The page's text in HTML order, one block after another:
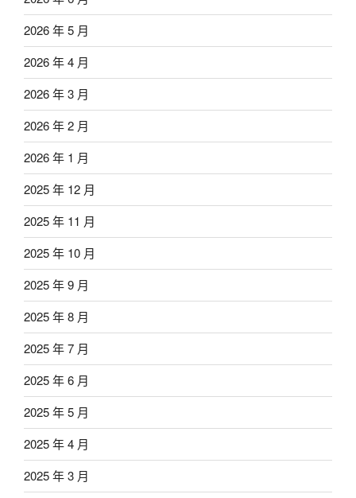
2026 年 5 月
2026 年 4 月
2026 年 3 月
2026 年 2 月
2026 年 1 月
2025 年 12 月
2025 年 11 月
2025 年 10 月
2025 年 9 月
2025 年 8 月
2025 年 7 月
2025 年 6 月
2025 年 5 月
2025 年 4 月
2025 年 3 月